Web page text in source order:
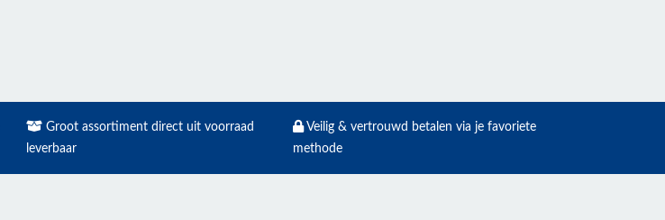
Groot assortiment direct uit voorraad
leverbaar
Veilig & vertrouwd betalen via je favoriete
methode